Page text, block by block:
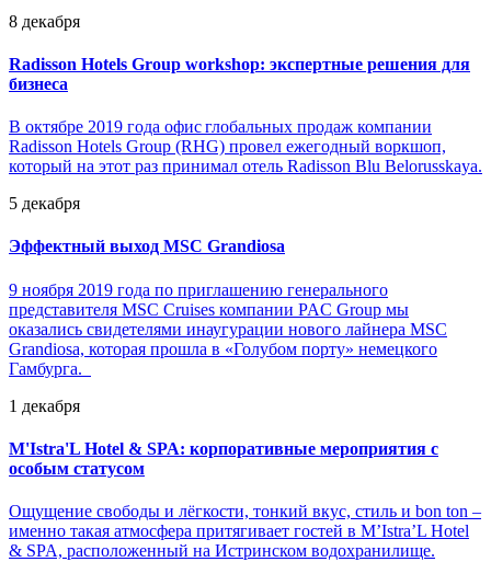
8 декабря
Radisson Hotels Group workshop: экспертные решения для
бизнеса
В октябре 2019 года офис глобальных продаж компании
Radisson Hotels Group (RHG) провел ежегодный воркшоп,
который на этот раз принимал отель Radisson Blu Belorusskaya.
5 декабря
Эффектный выход MSC Grandiosa
9 ноября 2019 года по приглашению генерального
представителя MSC Cruises компании PAC Group мы
оказались свидетелями инаугурации нового лайнера MSC
Grandiosa, которая прошла в «Голубом порту» немецкого
Гамбурга.
1 декабря
M'Istra'L Hotel & SPA: корпоративные мероприятия с
особым статусом
Ощущение свободы и лёгкости, тонкий вкус, стиль и bon ton –
именно такая атмосфера притягивает гостей в M’Istra’L Hotel
& SPA, расположенный на Истринском водохранилище.